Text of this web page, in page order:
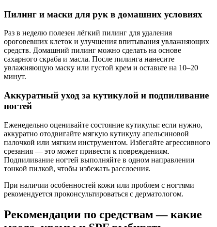
Пилинг и маски для рук в домашних условиях
Раз в неделю полезен лёгкий пилинг для удаления
ороговевших клеток и улучшения впитывания увлажняющих
средств. Домашний пилинг можно сделать на основе
сахарного скраба и масла. После пилинга нанесите
увлажняющую маску или густой крем и оставьте на 10–20
минут.
Аккуратный уход за кутикулой и подпиливание
ногтей
Еженедельно оценивайте состояние кутикулы: если нужно,
аккуратно отодвигайте мягкую кутикулу апельсиновой
палочкой или мягким инструментом. Избегайте агрессивного
срезания — это может привести к повреждениям.
Подпиливание ногтей выполняйте в одном направлении
тонкой пилкой, чтобы избежать расслоения.
При наличии особенностей кожи или проблем с ногтями
рекомендуется проконсультироваться с дерматологом.
Рекомендации по средствам — какие